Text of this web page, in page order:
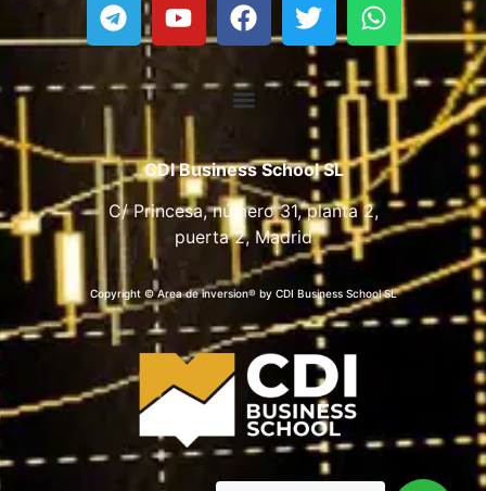
CDI Business School SL
C/ Princesa, número 31, planta 2,
puerta 2, Madrid
Copyright © Area de inversion® by CDI Business School SL